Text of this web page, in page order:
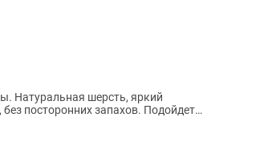
Натуральная шерсть, яркий
посторонних запахов. Подойдет